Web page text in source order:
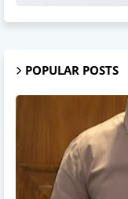
POPULAR POSTS